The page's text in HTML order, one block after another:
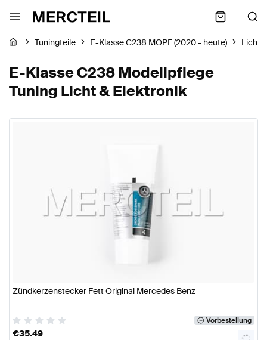
Tuningteile E-Klasse C238 MOPF (2020 - heute) Licht
E-Klasse C238 Modellpflege
Tuning Licht & Elektronik
Zündkerzenstecker Fett Original Mercedes Benz
Vorbestellung
€35.49